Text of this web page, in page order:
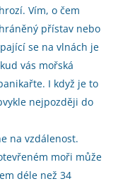
Vím, o čem
přístav nebo
se na vlnách je
vás mořská
I když je to
nejpozději do
na vzdálenost.
moři může
déle než 34